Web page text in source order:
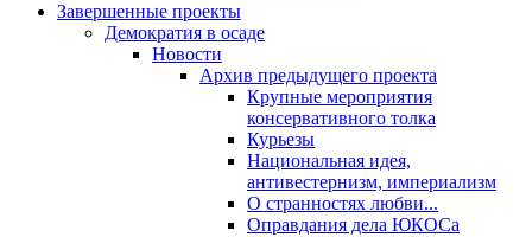
Завершенные проекты
Демократия в осаде
Новости
Архив предыдущего проекта
Крупные мероприятия
консервативного толка
Курьезы
Национальная идея,
антивестернизм, империализм
О странностях любви...
Оправдания дела ЮКОСа